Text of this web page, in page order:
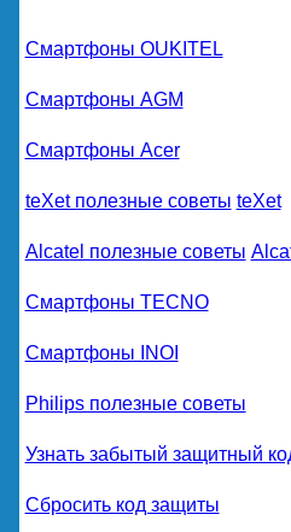
Смартфоны OUKITEL
Смартфоны AGM
Смартфоны Acer
teXet полезные советы teXet
Alcatel полезные советы
Смартфоны TECNO
Смартфоны INOI
Philips полезные советы
Узнать забытый защитный
Сбросить код защиты